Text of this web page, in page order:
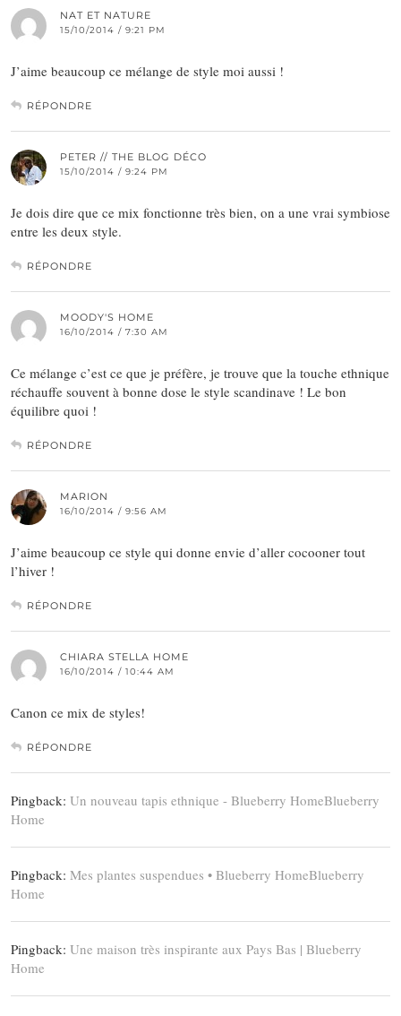
NAT ET NATURE
15/10/2014 / 9:21 PM
J’aime beaucoup ce mélange de style moi aussi !
RÉPONDRE
PETER // THE BLOG DÉCO
15/10/2014 / 9:24 PM
Je dois dire que ce mix fonctionne très bien, on a une vrai symbiose
entre les deux style.
RÉPONDRE
MOODY'S HOME
16/10/2014 / 7:30 AM
Ce mélange c’est ce que je préfère, je trouve que la touche ethnique
réchauffe souvent à bonne dose le style scandinave ! Le bon
équilibre quoi !
RÉPONDRE
MARION
16/10/2014 / 9:56 AM
J’aime beaucoup ce style qui donne envie d’aller cocooner tout
l’hiver !
RÉPONDRE
CHIARA STELLA HOME
16/10/2014 / 10:44 AM
Canon ce mix de styles!
RÉPONDRE
Pingback: Un nouveau tapis ethnique - Blueberry HomeBlueberry
Home
Pingback: Mes plantes suspendues • Blueberry HomeBlueberry
Home
Pingback: Une maison très inspirante aux Pays Bas | Blueberry
Home